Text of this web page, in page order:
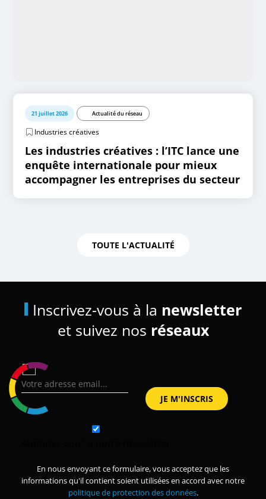
21 juillet 2026 Actualité du réseau
Industries créatives
Les industries créatives : l’ITC lance une
enquête internationale pour mieux
accompagner les entreprises du secteur
TOUTE L'ACTUALITÉ
Inscrivez-vous à la newsletter
et suivez nos réseaux
En nous envoyant ce formulaire, vous acceptez que les
informations qu'il contient soient utilisées en accord avec notre
politique de protection des données.